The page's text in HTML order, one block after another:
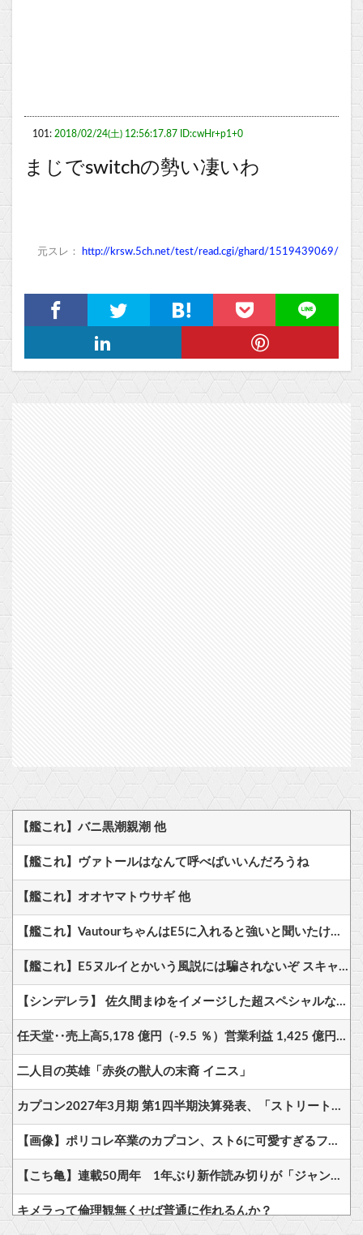
101: 2018/02/24(土) 12:56:17.87 ID:cwHr+p1+0
まじでswitchの勢い凄いわ
元スレ： http://krsw.5ch.net/test/read.cgi/ghard/1519439069/
【艦これ】バニ黒潮親潮 他
【艦これ】ヴァトールはなんて呼べばいいんだろうね
【艦これ】オオヤマトウサギ 他
【艦これ】VautourちゃんはE5に入れると強いと聞いたけど どれくらいつよいのかしら
【艦これ】E5ヌルイとかいう風説には騙されないぞ スキャンプくらいヌルイのなら考える
【シンデレラ】 佐久間まゆをイメージした超スペシャルなネックレスが登場する件について
任天堂‥売上高5,178 億円（-9.5 ％）営業利益 1,425 億円（+150.5 %）
二人目の英雄「赤炎の獣人の末裔 イニス」
カプコン2027年3月期 第1四半期決算発表、「ストリートファイター6」の販売本数は6月末までに720万本、3か月で49万本の売上。
【画像】ポリコレ卒業のカプコン、スト6に可愛すぎるフィリピン人キャラ実装！
【こち亀】連載50周年 1年ぶり新作読み切りが「ジャンプ」に
キメラって倫理観無くせば普通に作れるんか？